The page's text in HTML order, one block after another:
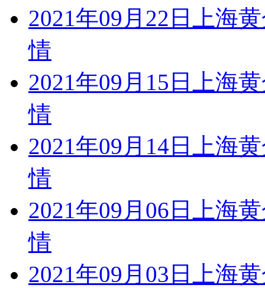
2021年09月22日上海
情
2021年09月15日上海
情
2021年09月14日上海
情
2021年09月06日上海
情
2021年09月03日上海